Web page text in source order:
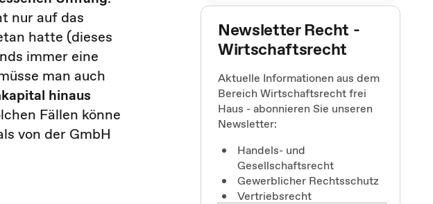
nur auf das
hatte (dieses
immer eine
man auch
hinaus
Fällen könne
von der GmbH
Newsletter Recht -
Wirtschaftsrecht
Aktuelle Informationen aus dem
Bereich Wirtschaftsrecht frei
Haus - abonnieren Sie unseren
Newsletter:
Handels- und
Gesellschaftsrecht
Gewerblicher Rechtsschutz
Vertriebsrecht